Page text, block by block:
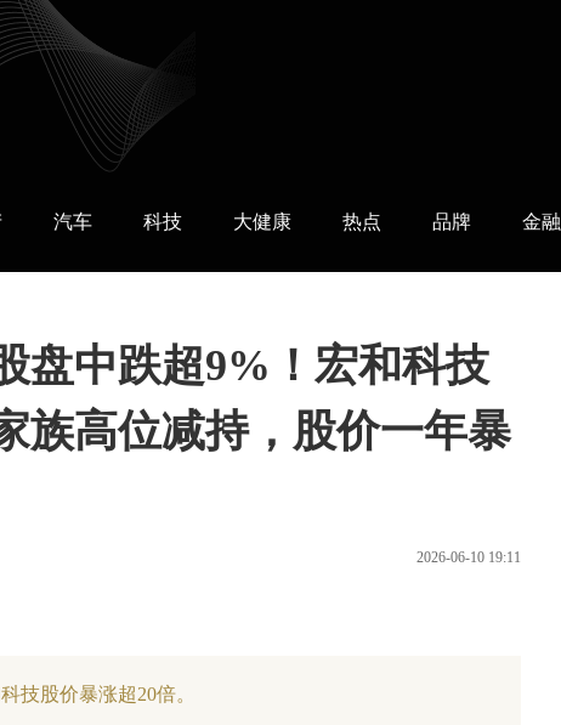
汽车 科技 大健康 热点 品牌 金融
盘中跌超9%！宏和科技
族高位减持，股价一年暴
2026-06-10 19:11
技股价暴涨超20倍。